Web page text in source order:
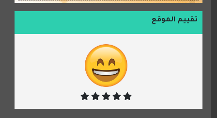
تقييم الموقع